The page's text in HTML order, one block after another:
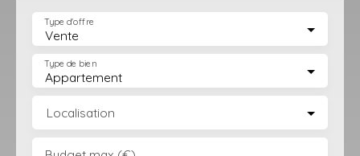
Vente
Type d'offre
Appartement
Type de bien
Localisation